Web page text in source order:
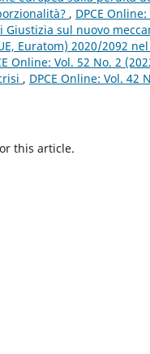
, DPCE
Giustizia sul nuovo
Euratom) 2020/2092
Online: Vol. 52 No. 2
, DPCE Online: Vol. 42
this article.